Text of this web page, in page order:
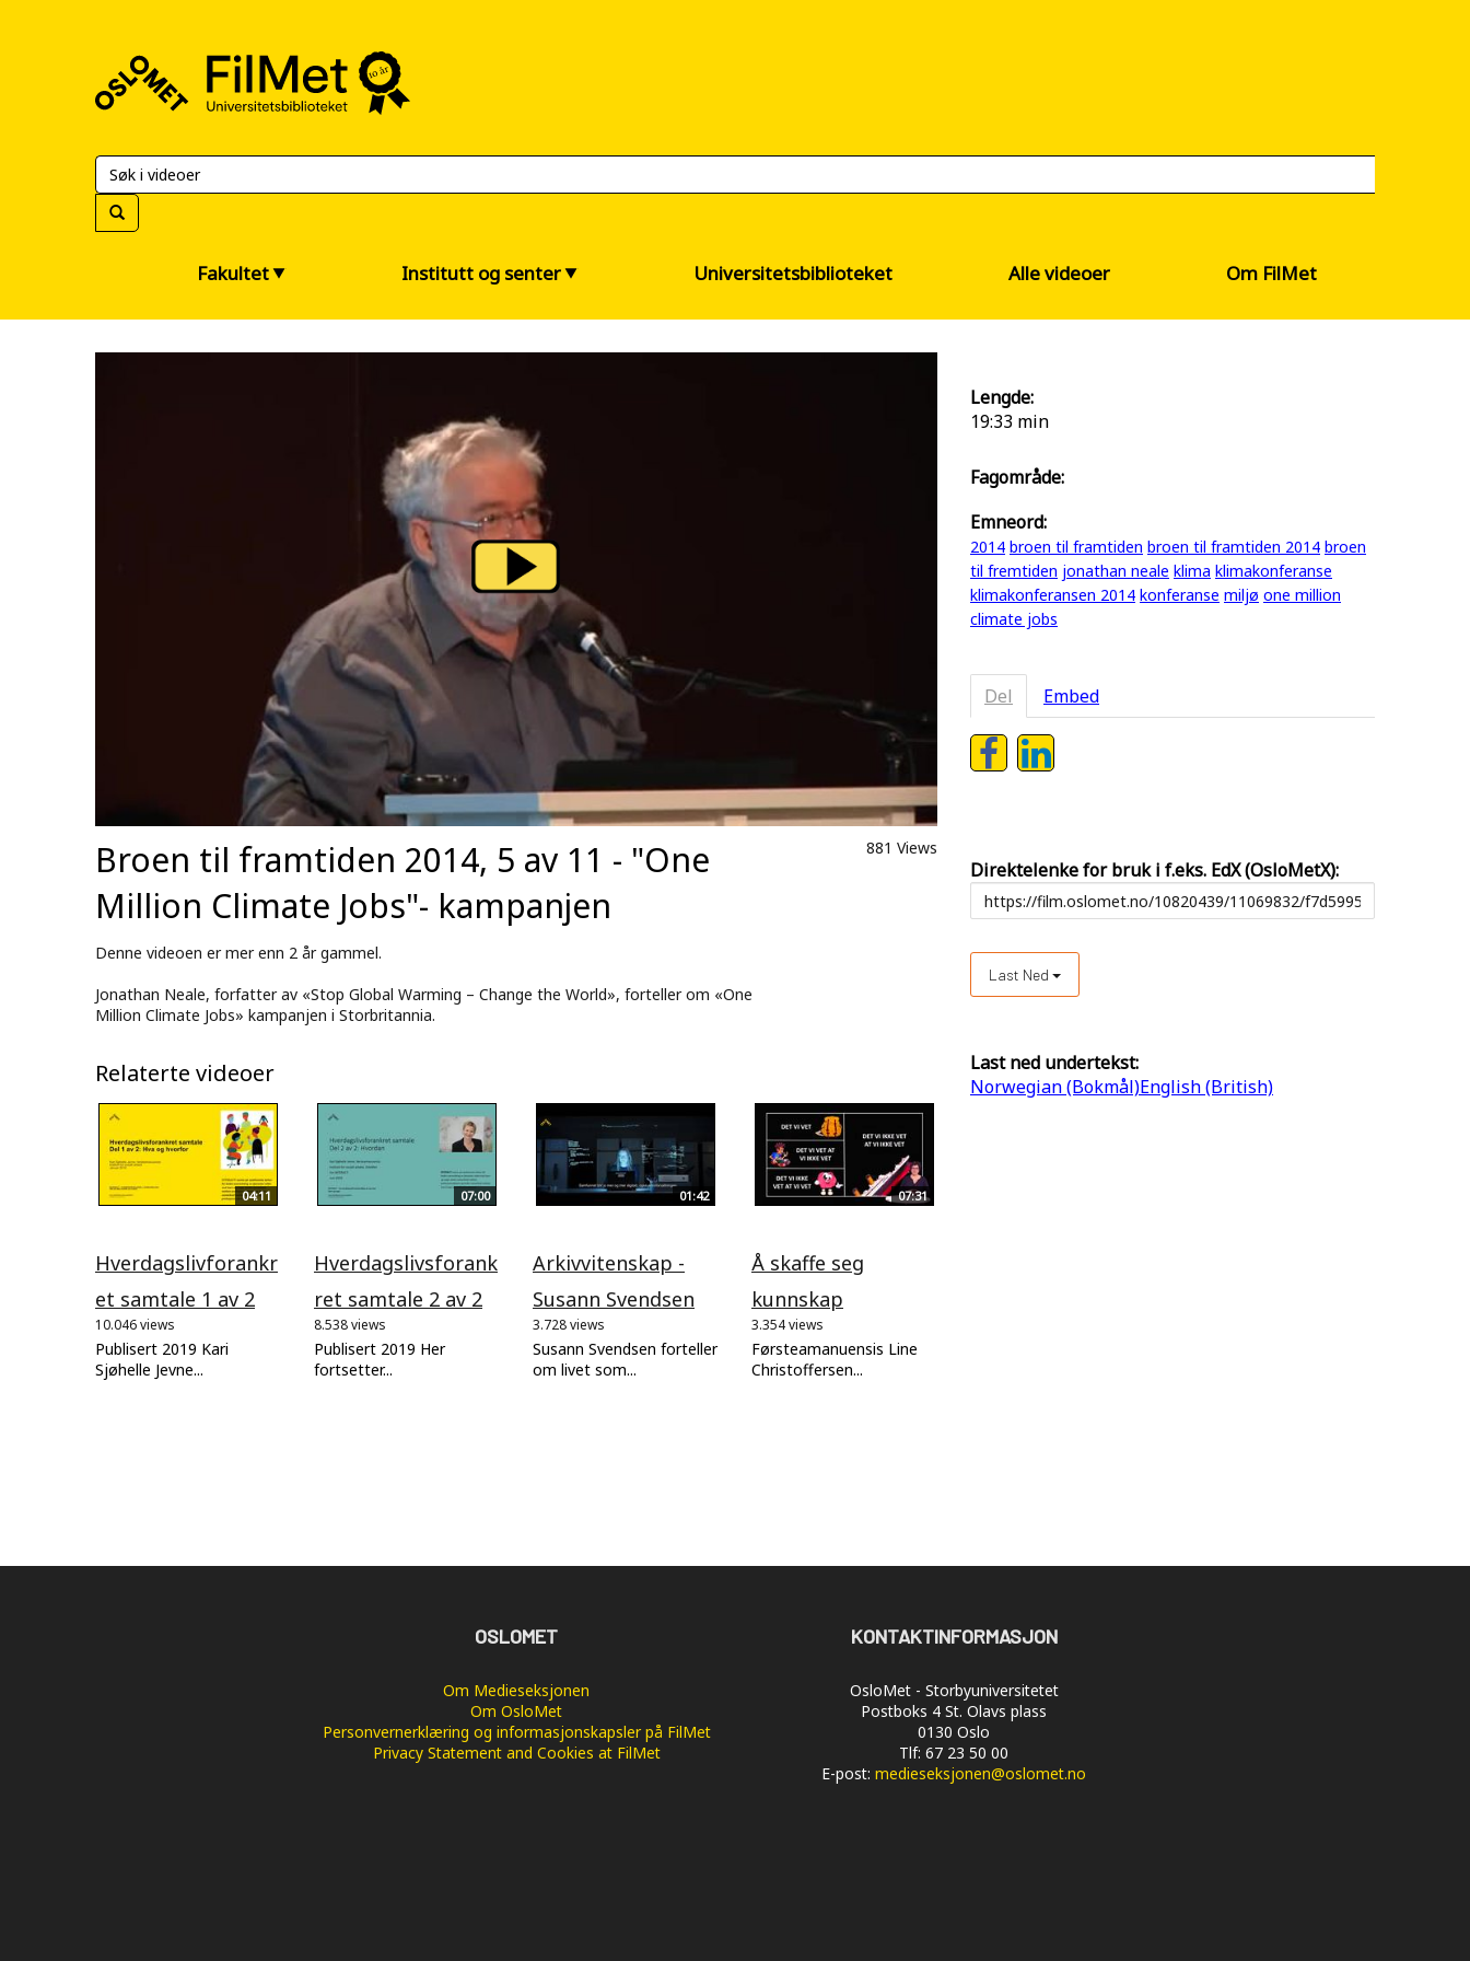
Universitetsbiblioteket
Fakultet Institutt og senter Universitetsbiblioteket Alle videoer Om FilMet
Broen til framtiden 2014, 5 av 11 - "One
Million Climate Jobs"- kampanjen
881 Views
Denne videoen er mer enn 2 år gammel.
Jonathan Neale, forfatter av «Stop Global Warming – Change the World», forteller om «One
Million Climate Jobs» kampanjen i Storbritannia.
Relaterte videoer
04:11
Hverdagslivforankr
et samtale 1 av 2
10.046 views
Publisert 2019 Kari
Sjøhelle Jevne...
07:00
Hverdagslivsforank
ret samtale 2 av 2
8.538 views
Publisert 2019 Her
fortsetter...
01:42
Arkivvitenskap -
Susann Svendsen
3.728 views
Susann Svendsen forteller
om livet som...
07:31
Å skaffe seg
kunnskap
3.354 views
Førsteamanuensis Line
Christoffersen...
Lengde:
19:33 min
Fagområde:
Emneord:
2014 broen til framtiden broen til framtiden 2014 broen
til fremtiden jonathan neale klima klimakonferanse
klimakonferansen 2014 konferanse miljø one million
climate jobs
Del Embed
Direktelenke for bruk i f.eks. EdX (OsloMetX):
Last Ned
Last ned undertekst:
Norwegian (Bokmål)English (British)
OSLOMET
Om Medieseksjonen
Om OsloMet
Personvernerklæring og informasjonskapsler på FilMet
Privacy Statement and Cookies at FilMet
KONTAKTINFORMASJON
OsloMet - Storbyuniversitetet
Postboks 4 St. Olavs plass
0130 Oslo
Tlf: 67 23 50 00
E-post: medieseksjonen@oslomet.no